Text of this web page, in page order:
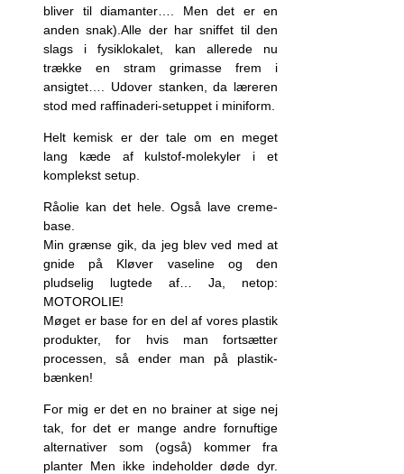
bliver til diamanter…. Men det er en
anden snak).Alle der har sniffet til den
slags i fysiklokalet, kan allerede nu
trække en stram grimasse frem i
ansigtet…. Udover stanken, da læreren
stod med raffinaderi-setuppet i miniform.
Helt kemisk er der tale om en meget
lang kæde af kulstof-molekyler i et
komplekst setup.
Råolie kan det hele. Også lave creme-
base.
Min grænse gik, da jeg blev ved med at
gnide på Kløver vaseline og den
pludselig lugtede af… Ja, netop:
MOTOROLIE!
Møget er base for en del af vores plastik
produkter, for hvis man fortsætter
processen, så ender man på plastik-
bænken!
For mig er det en no brainer at sige nej
tak, for det er mange andre fornuftige
alternativer som (også) kommer fra
planter Men ikke indeholder døde dyr.